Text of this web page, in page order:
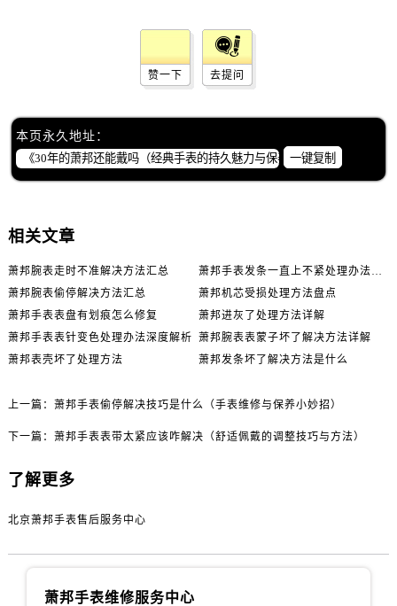
赞一下 去提问
本页永久地址：
一键复制
相关文章
萧邦腕表走时不准解决方法汇总
萧邦腕表偷停解决方法汇总
萧邦机芯受损处理方法盘点
萧邦手表表盘有划痕怎么修复
萧邦进灰了处理方法详解
萧邦手表表针变色处理办法深度解析 萧邦腕表表蒙子坏了解决方法详解
萧邦表壳坏了处理方法
萧邦发条坏了解决方法是什么
上一篇： 萧邦手表偷停解决技巧是什么（手表维修与保养小妙招）
下一篇： 萧邦手表表带太紧应该咋解决（舒适佩戴的调整技巧与方法）
了解更多
北京萧邦手表售后服务中心
萧邦手表维修服务中心